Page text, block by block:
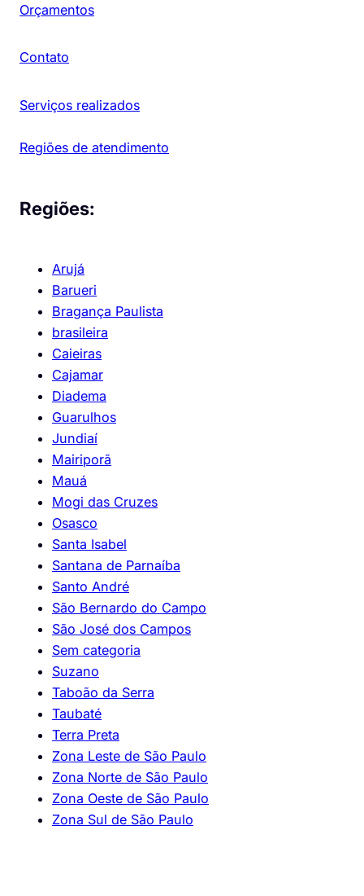
Orçamentos
Contato
Serviços realizados
Regiões de atendimento
Regiões:
Arujá
Barueri
Bragança Paulista
brasileira
Caieiras
Cajamar
Diadema
Guarulhos
Jundiaí
Mairiporã
Mauá
Mogi das Cruzes
Osasco
Santa Isabel
Santana de Parnaíba
Santo André
São Bernardo do Campo
São José dos Campos
Sem categoria
Suzano
Taboão da Serra
Taubaté
Terra Preta
Zona Leste de São Paulo
Zona Norte de São Paulo
Zona Oeste de São Paulo
Zona Sul de São Paulo